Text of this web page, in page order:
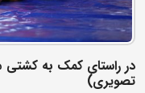
در راستای کمک به کشتی
تصویری)